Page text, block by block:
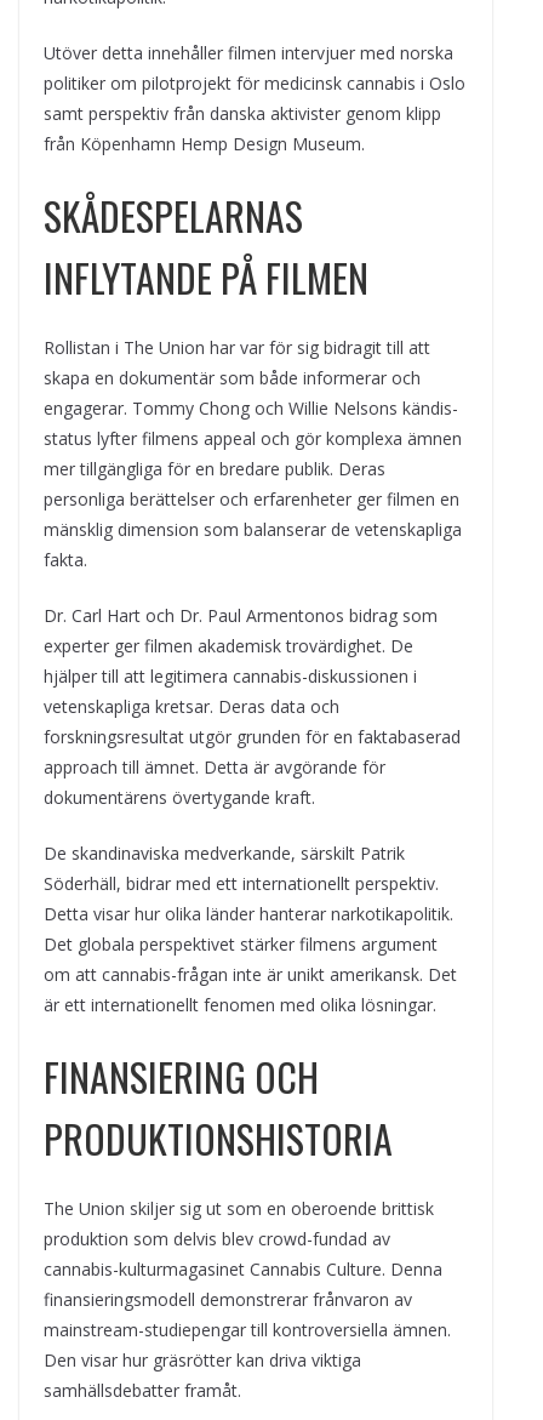
Utöver detta innehåller filmen intervjuer med norska
politiker om pilotprojekt för medicinsk cannabis i Oslo
samt perspektiv från danska aktivister genom klipp
från Köpenhamn Hemp Design Museum.
SKÅDESPELARNAS
INFLYTANDE PÅ FILMEN
Rollistan i The Union har var för sig bidragit till att
skapa en dokumentär som både informerar och
engagerar. Tommy Chong och Willie Nelsons kändis-
status lyfter filmens appeal och gör komplexa ämnen
mer tillgängliga för en bredare publik. Deras
personliga berättelser och erfarenheter ger filmen en
mänsklig dimension som balanserar de vetenskapliga
fakta.
Dr. Carl Hart och Dr. Paul Armentonos bidrag som
experter ger filmen akademisk trovärdighet. De
hjälper till att legitimera cannabis-diskussionen i
vetenskapliga kretsar. Deras data och
forskningsresultat utgör grunden för en faktabaserad
approach till ämnet. Detta är avgörande för
dokumentärens övertygande kraft.
De skandinaviska medverkande, särskilt Patrik
Söderhäll, bidrar med ett internationellt perspektiv.
Detta visar hur olika länder hanterar narkotikapolitik.
Det globala perspektivet stärker filmens argument
om att cannabis-frågan inte är unikt amerikansk. Det
är ett internationellt fenomen med olika lösningar.
FINANSIERING OCH
PRODUKTIONSHISTORIA
The Union skiljer sig ut som en oberoende brittisk
produktion som delvis blev crowd-fundad av
cannabis-kulturmagasinet Cannabis Culture. Denna
finansieringsmodell demonstrerar frånvaron av
mainstream-studiepengar till kontroversiella ämnen.
Den visar hur gräsrötter kan driva viktiga
samhällsdebatter framåt.